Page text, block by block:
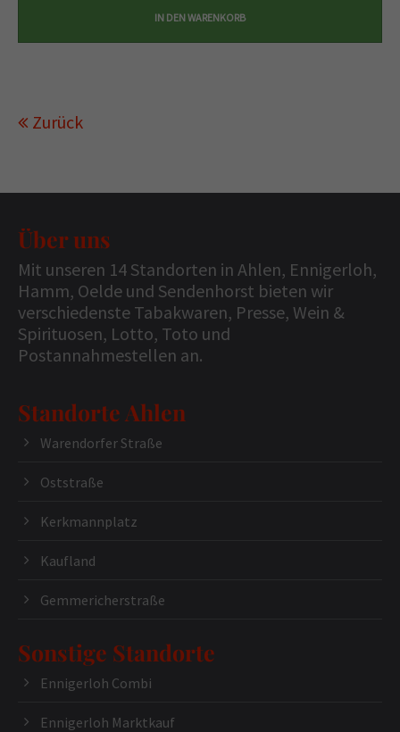
Zurück
Über uns
Mit unseren 14 Standorten in Ahlen, Ennigerloh,
Hamm, Oelde und Sendenhorst bieten wir
verschiedenste Tabakwaren, Presse, Wein &
Spirituosen, Lotto, Toto und
Postannahmestellen an.
Standorte Ahlen
Warendorfer Straße
Oststraße
Kerkmannplatz
Kaufland
Gemmericherstraße
Sonstige Standorte
Ennigerloh Combi
Ennigerloh Marktkauf